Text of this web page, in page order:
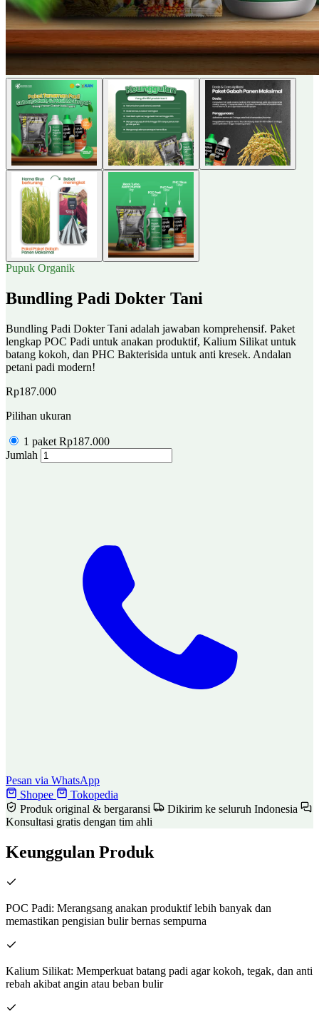
Pupuk Organik
Bundling Padi Dokter Tani
Bundling Padi Dokter Tani adalah jawaban komprehensif. Paket
lengkap POC Padi untuk anakan produktif, Kalium Silikat untuk
batang kokoh, dan PHC Bakterisida untuk anti kresek. Andalan
petani padi modern!
Rp187.000
Pilihan ukuran
1 paket Rp187.000
Jumlah
Pesan via WhatsApp
Shopee
Tokopedia
Produk original & bergaransi
Dikirim ke seluruh Indonesia
Konsultasi gratis dengan tim ahli
Keunggulan Produk
POC Padi: Merangsang anakan produktif lebih banyak dan
memastikan pengisian bulir bernas sempurna
Kalium Silikat: Memperkuat batang padi agar kokoh, tegak, dan anti
rebah akibat angin atau beban bulir